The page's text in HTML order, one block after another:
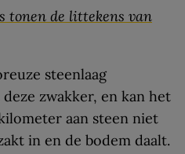
tonen de littekens van
steenlaag
zwakker, en kan het
aan steen niet
in en de bodem daalt.